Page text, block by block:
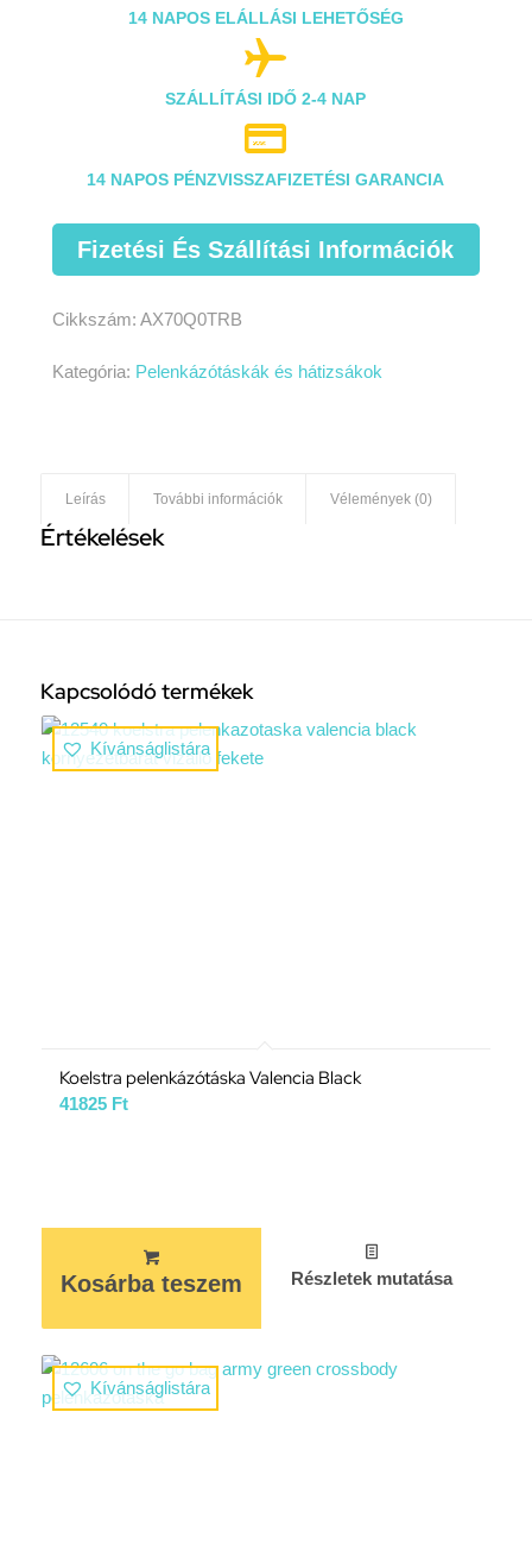
14 NAPOS ELÁLLÁSI LEHETŐSÉG

SZÁLLÍTÁSI IDŐ 2-4 NAP

14 NAPOS PÉNZVISSZAFIZETÉSI GARANCIA
Fizetési És Szállítási Információk
Cikkszám: AX70Q0TRB
Kategória: Pelenkázótáskák és hátizsákok
Leírás További információk Vélemények (0)
Értékelések
Kapcsolódó termékek
Kívánságlistára
Koelstra pelenkázótáska Valencia Black
41825 Ft
Kosárba teszem Részletek mutatása
Kívánságlistára